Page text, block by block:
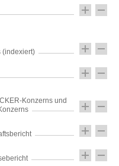
(indexiert)
Konzerns und